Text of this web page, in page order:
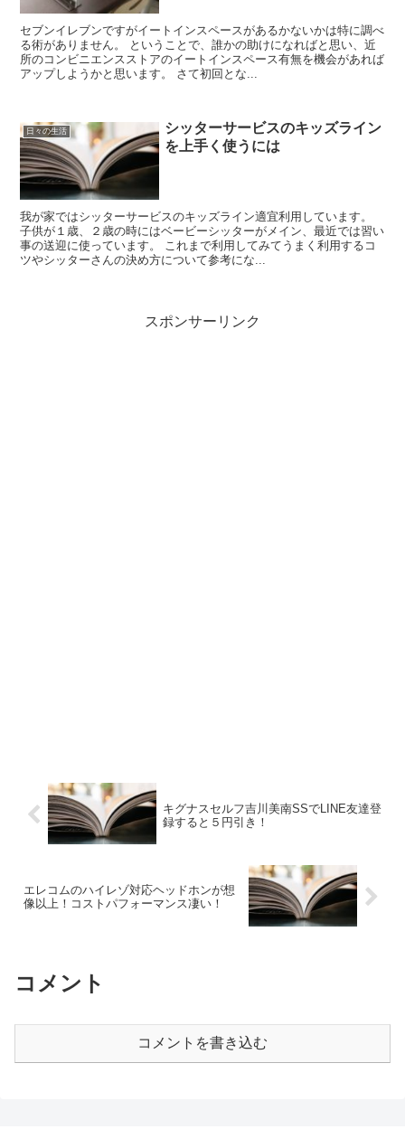
セブンイレブンですがイートインスペースがあるかないかは特に調べ
る術がありません。 ということで、誰かの助けになればと思い、近
所のコンビニエンスストアのイートインスペース有無を機会があれば
アップしようかと思います。 さて初回とな...
日々の生活
シッターサービスのキッズライン
を上手く使うには
我が家ではシッターサービスのキッズライン適宜利用しています。
子供が１歳、２歳の時にはベービーシッターがメイン、最近では習い
事の送迎に使っています。 これまで利用してみてうまく利用するコ
ツやシッターさんの決め方について参考にな...
スポンサーリンク
キグナスセルフ吉川美南SSでLINE友達登
録すると５円引き！
エレコムのハイレゾ対応ヘッドホンが想
像以上！コストパフォーマンス凄い！
コメント
コメントを書き込む